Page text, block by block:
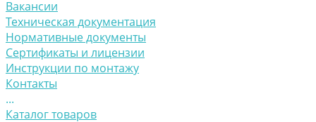
Вакансии
Техническая документация
Нормативные документы
Сертификаты и лицензии
Инструкции по монтажу
Контакты
...
Каталог товаров